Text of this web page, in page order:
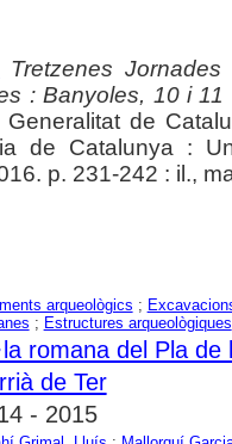
Tretzenes
: Banyoles, 10 i
Generalitat de
de Catalunya :
p. 231-242 : il.,
arqueològics ;
; Estructures arqueològiques
romana del Pla
de Ter
- 2015